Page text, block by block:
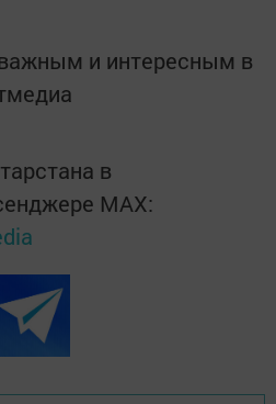
и интересным в
в
MАХ: